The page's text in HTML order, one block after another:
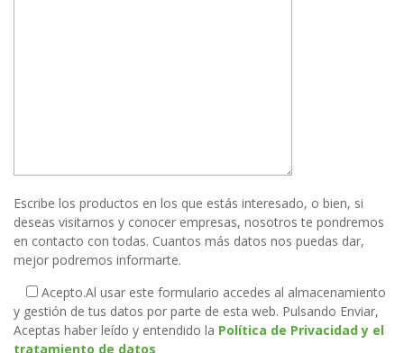
Escribe los productos en los que estás interesado, o bien, si
deseas visitarnos y conocer empresas, nosotros te pondremos
en contacto con todas. Cuantos más datos nos puedas dar,
mejor podremos informarte.
Acepto.Al usar este formulario accedes al almacenamiento
y gestión de tus datos por parte de esta web. Pulsando Enviar,
Aceptas haber leído y entendido la Política de Privacidad y el
tratamiento de datos